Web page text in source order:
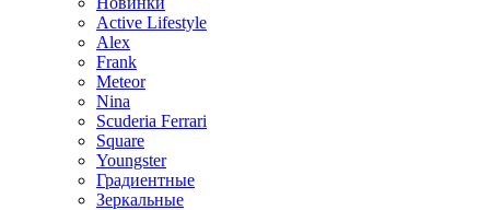
Active Lifestyle
Alex
Frank
Meteor
Nina
Scuderia Ferrari
Square
Youngster
Градиентные
Зеркальные